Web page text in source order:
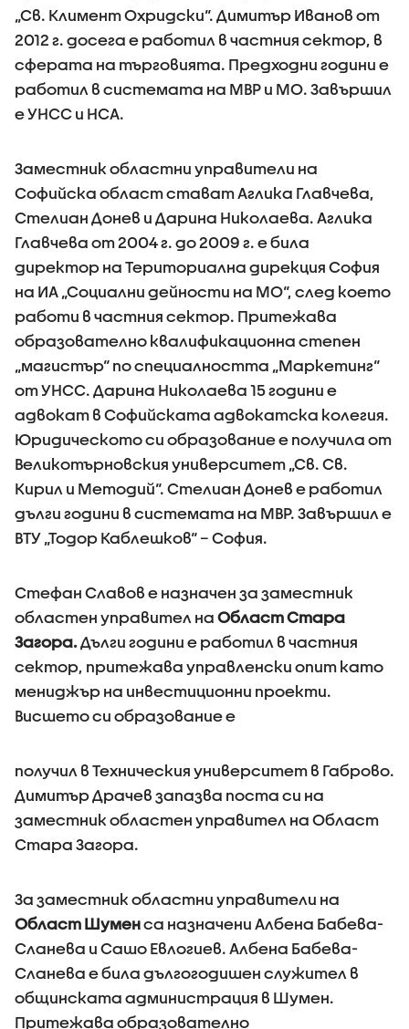
„Св. Климент Охридски“. Димитър Иванов от
2012 г. досега е работил в частния сектор, в
сферата на търговията. Предходни години е
работил в системата на МВР и МО. Завършил
е УНСС и НСА.
Заместник областни управители на
Софийска област стават Аглика Главчева,
Стелиан Донев и Дарина Николаева. Аглика
Главчева от 2004 г. до 2009 г. е била
директор на Териториална дирекция София
на ИА „Социални дейности на МО“, след което
работи в частния сектор. Притежава
образователно квалификационна степен
„магистър“ по специалността „Маркетинг“
от УНСС. Дарина Николаева 15 години е
адвокат в Софийската адвокатска колегия.
Юридическото си образование е получила от
Великотърновския университет „Св. Св.
Кирил и Методий“. Стелиан Донев е работил
дълги години в системата на МВР. Завършил е
ВТУ „Тодор Каблешков“ – София.
Стефан Славов е назначен за заместник
областен управител на Област Стара
Загора.Дълги години е работил в частния
сектор, притежава управленски опит като
мениджър на инвестиционни проекти.
Висшето си образование е
получил в Техническия университет в Габрово.
Димитър Драчев запазва поста си на
заместник областен управител на Област
Стара Загора.
За заместник областни управители на
Област Шуменса назначени Албена Бабева-
Сланева и Сашо Евлогиев. Албена Бабева-
Сланева е била дългогодишен служител в
общинската администрация в Шумен.
Притежава образователно